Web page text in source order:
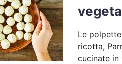
Le
ricotta,
cucinate in